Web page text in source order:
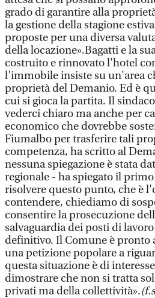
grado di garantire alla
la gestione della stagione
proposte per una diversa
della locazione».Bagatti e la
costruito e rinnovato l'hotel
l'immobile insiste su un'area
proprietà del Demanio. Ed è
cui si gioca la partita. Il
vederci chiaro ma anche per
economico che dovrebbe
Fiumalbo per trasferire tali
competenza, ha scritto al
nessuna spiegazione è stata
regionale - ha spiegato il
risolvere questo punto, che è
contendere, chiediamo di
consentire la prosecuzione
salvaguardia dei posti di
definitivo. Il Comune è pronto
una petizione popolare a
questa situazione è di
dimostrare che non si tratta
privati ma della collettività».